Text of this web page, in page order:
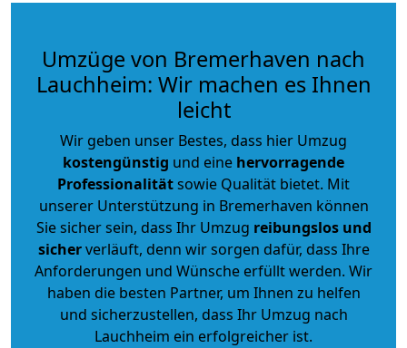
Umzüge von Bremerhaven nach
Lauchheim: Wir machen es Ihnen
leicht
Wir geben unser Bestes, dass hier Umzug
kostengünstig und eine hervorragende
Professionalitätsowie Qualität bietet. Mit
unserer Unterstützung in Bremerhaven können
Sie sicher sein, dass Ihr Umzug reibungslos und
sicherverläuft, denn wir sorgen dafür, dass Ihre
Anforderungen und Wünsche erfüllt werden. Wir
haben die besten Partner, um Ihnen zu helfen
und sicherzustellen, dass Ihr Umzug nach
Lauchheim ein erfolgreicher ist.